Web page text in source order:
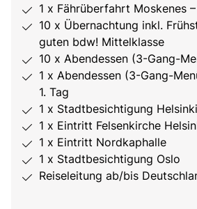
1 x Fährüberfahrt Moskenes
10 x Übernachtung inkl.
guten bdw! Mittelklasse
10 x Abendessen (3-Gang-
1 x Abendessen (3-Gang-
1. Tag
1 x Stadtbesichtigung Helsinki
1 x Eintritt Felsenkirche
1 x Eintritt Nordkaphalle
1 x Stadtbesichtigung Oslo
Reiseleitung ab/bis